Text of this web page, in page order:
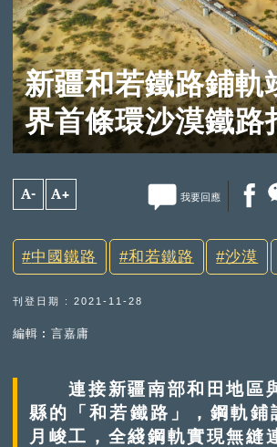
新疆和若鐵路鋪軌
界首條環沙漠鐵路
A- A+ 我要回應
中國鐵路 和若鐵路 沙漠
刊登日期 : 2021-11-28
編輯︰言嘉庸
連接新疆南部和田地區
縣的「和若鐵路」，鋼軌鋪
月峻工，全綫鋼軌實現無縫